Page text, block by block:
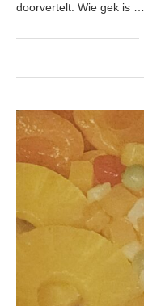
doorvertelt. Wie gek is …